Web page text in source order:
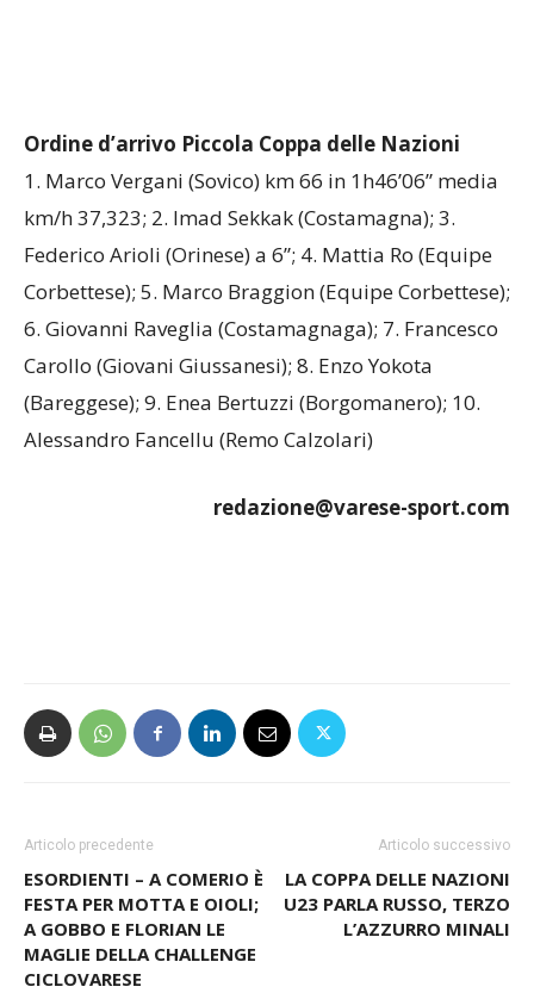
Ordine d’arrivo Piccola Coppa delle Nazioni
1. Marco Vergani (Sovico) km 66 in 1h46’06” media
km/h 37,323; 2. Imad Sekkak (Costamagna); 3.
Federico Arioli (Orinese) a 6”; 4. Mattia Ro (Equipe
Corbettese); 5. Marco Braggion (Equipe Corbettese);
6. Giovanni Raveglia (Costamagnaga); 7. Francesco
Carollo (Giovani Giussanesi); 8. Enzo Yokota
(Bareggese); 9. Enea Bertuzzi (Borgomanero); 10.
Alessandro Fancellu (Remo Calzolari)
redazione@varese-sport.com
Articolo precedente
ESORDIENTI – A COMERIO È
FESTA PER MOTTA E OIOLI;
A GOBBO E FLORIAN LE
MAGLIE DELLA CHALLENGE
CICLOVARESE
Articolo successivo
LA COPPA DELLE NAZIONI
U23 PARLA RUSSO, TERZO
L’AZZURRO MINALI